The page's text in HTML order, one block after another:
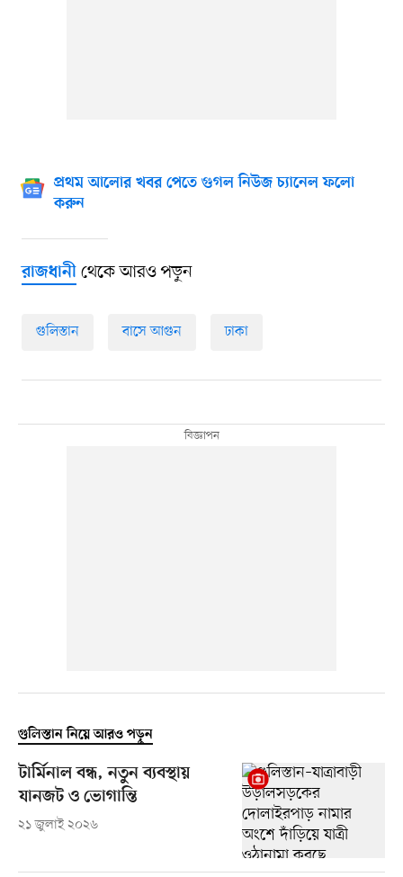
প্রথম আলোর খবর পেতে গুগল নিউজ চ্যানেল ফলো
করুন
রাজধানীথেকে আরও পড়ুন
গুলিস্তান বাসে আগুন ঢাকা
গুলিস্তান নিয়ে আরও পড়ুন
টার্মিনাল বন্ধ, নতুন ব্যবস্থায়
যানজট ও ভোগান্তি
২১ জুলাই ২০২৬